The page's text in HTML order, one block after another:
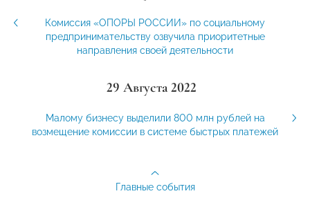
Комиссия «ОПОРЫ РОССИИ» по социальному
предпринимательству озвучила приоритетные
направления своей деятельности
29 Августа 2022
Малому бизнесу выделили 800 млн рублей на
возмещение комиссии в системе быстрых платежей
Главные события